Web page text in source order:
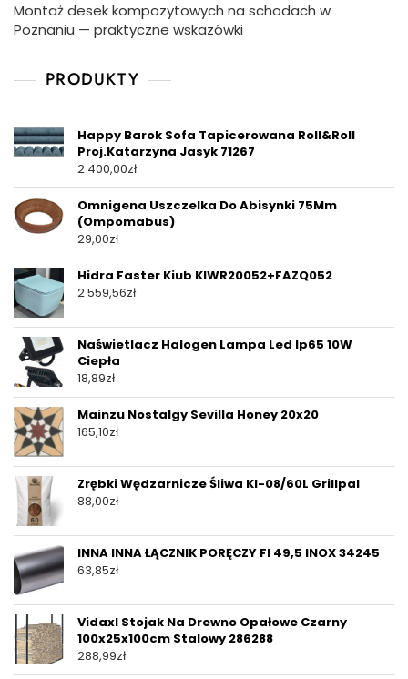
Montaż desek kompozytowych na schodach w
Poznaniu — praktyczne wskazówki
PRODUKTY
Happy Barok Sofa Tapicerowana Roll&Roll
Proj.Katarzyna Jasyk 71267
2 400,00zł
Omnigena Uszczelka Do Abisynki 75Mm
(Ompomabus)
29,00zł
Hidra Faster Kiub KIWR20052+FAZQ052
2 559,56zł
Naświetlacz Halogen Lampa Led Ip65 10W
Ciepła
18,89zł
Mainzu Nostalgy Sevilla Honey 20x20
165,10zł
Zrębki Wędzarnicze Śliwa Kl-08/60L Grillpal
88,00zł
INNA INNA ŁĄCZNIK PORĘCZY FI 49,5 INOX 34245
63,85zł
Vidaxl Stojak Na Drewno Opałowe Czarny
100x25x100cm Stalowy 286288
288,99zł